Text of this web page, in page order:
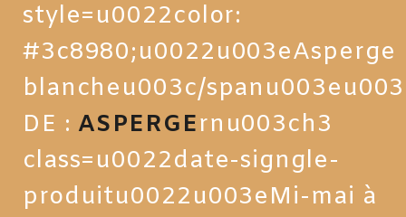
style=u0022color:
#3c8980;u0022u003eAsperge
blancheu003c/
DE : ASPERGErnu003ch3
class=u0022date-signgle-
produitu0022u003eMi-mai à